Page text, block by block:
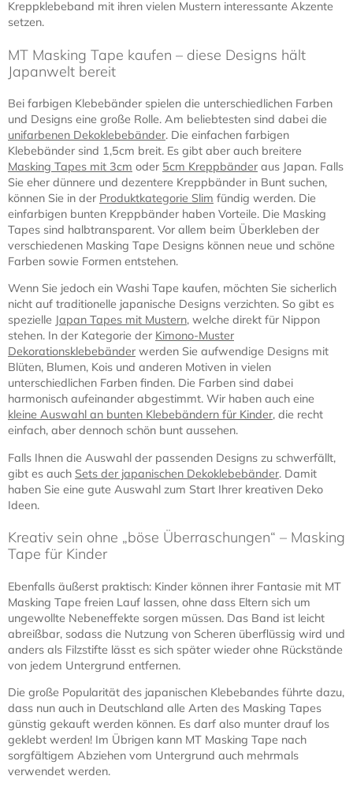
Masking Tape – Dekorieren &
Gestalten auf japanische Art
Masking Tapes aus Japan sind farbige Klebebänder aus
besonderem japanischen Papier. Sie sind halbtransparent
und lassen sich ähnlich leicht wie Malerkrepp verwenden.
Das japanische Kreppband ist bunt und hat verschiedene
asiatische Muster. Die besonderen Deko-Tapes werden
zur Verzierung von Möbeln, Büchern, Fotoalben, Decken,
Wänden und vielen weiteren teilweise empfindlichen
Untergründen genutzt.
mit unterschiedlichen Designs. Einige sind einfarbig,
andere haben spezielle japanische Muster und wieder
andere zeigen moderne Motive, teilweise im Kawaii-Stil.
Masking Tape (MT) von Kamoi bietet Ihnen völlig neue
Gestaltungs- und Designmöglichkeiten für Hobby und Beruf.
Das auf Grundlage von japanischem Washi-Papier hergestellte
Klebeband hat sich in den letzten Jahren zu einem beliebten
Medium von Designern auf aller Welt entwickelt. Farbenvielfalt,
leichte Handhabung und das spurenlose Ablösen machen das
japanische Masking Tape zum perfekten Design-Tool für große
und kleine Kreative!
Japanisches Deko-Tape - Vom Alltagsgegenstand
zum gefragten Designmittel
Die Überraschung war groß, als 2006 in der japanische Firma
Kamoi ein Paket von einer Gruppe begeisterter Kundinnen
Absenderinnen für die Existenz eines Produktes und baten sogar
darum, einmal die Fabrik des Unternehmens besichtigen zu
dürfen.
Seit seiner Gründung in den 20er Jahren des letzten
Jahrhunderts hatte sich das Unternehmen aus der Präfektur
Okayama hauptsächlich durch seine zuverlässigen
Fliegenfänger und praktischen Klebebänder einen Namen
gemacht. Also durchweg solide Gebrauchsgegenstände, aber
im Allgemeinen keine Produkte, die Kunden dazu verleiten, einen
Dankesbrief an das Unternehmen zu schreiben.
Das Produkt, das die Absenderinnen so sehr elektrisierte, war
das firmeneigene „Masking Tape“ (kurz MT genannt), ein